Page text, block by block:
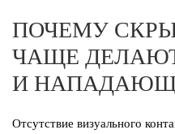
ПОЧЕМУ
ЧАЩЕ
И
Отсутствие визуального